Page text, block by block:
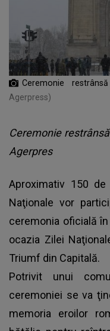
Ceremonie
Agerpress)
Ceremonie
Agerpres
Aproximativ 150
Naţionale vor
ceremonia oficială
ocazia Zilei
Triumf din Capitală.
Potrivit unui
ceremoniei se va
memoria eroilor